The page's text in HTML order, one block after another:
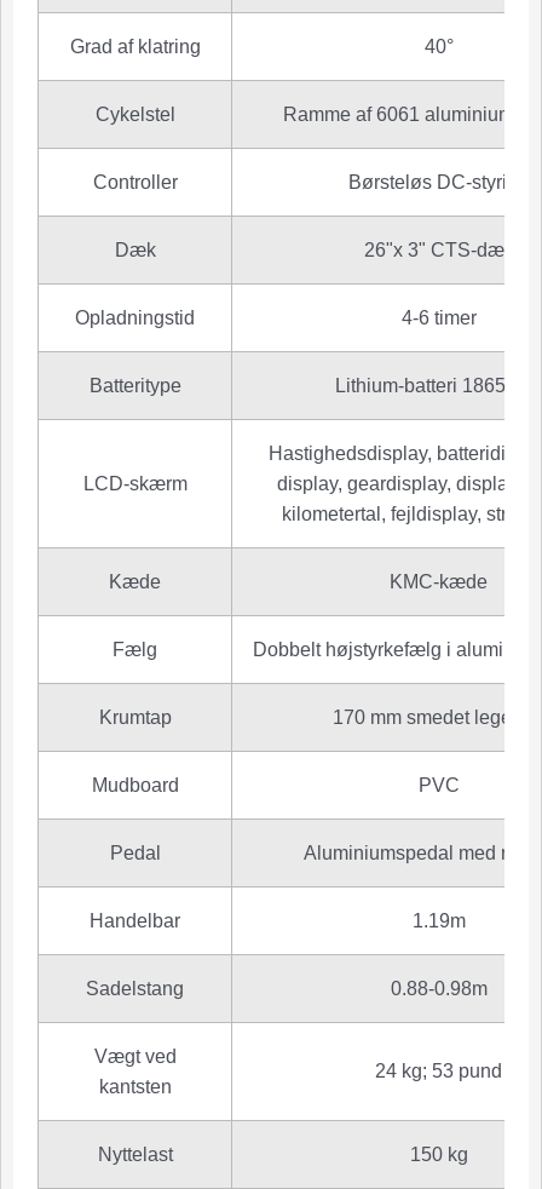
Grad af klatring 40°
Cykelstel Ramme af 6061
Controller Børsteløs DC-styring
Dæk 26"x 3" CTS-dæk
Opladningstid 4-6 timer
Batteritype Lithium-batteri 18650ZN
LCD-skærm
Hastighedsdisplay,
display, geardisplay, display
kilometertal, fejldisplay,
Kæde KMC-kæde
Fælg Dobbelt højstyrkefælg i
Krumtap 170 mm smedet
Mudboard PVC
Pedal Aluminiumspedal med
Handelbar 1.19m
Sadelstang 0.88-0.98m
Vægt ved
kantsten
24 kg; 53 pund
Nyttelast 150 kg